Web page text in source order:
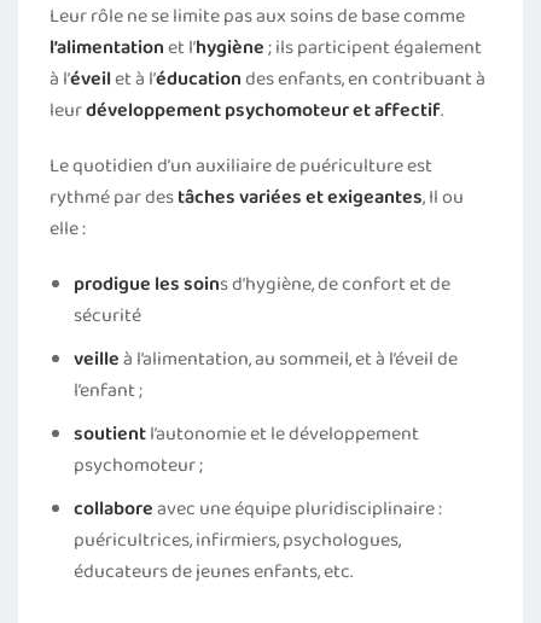
Leur rôle ne se limite pas aux soins de base comme
l’alimentationet l’hygiène; ils participent également
à l’éveilet à l’éducationdes enfants, en contribuant à
leurdéveloppement psychomoteur et affectif.
Le quotidien d’un auxiliaire de puériculture est
rythmé par destâches variées et exigeantes, Il ou
elle :
prodigue les soins d’hygiène, de confort et de
sécurité
veilleà l’alimentation, au sommeil, et à l’éveil de
l’enfant ;
soutientl’autonomie et le développement
psychomoteur ;
collaboreavec une équipe pluridisciplinaire :
puéricultrices, infirmiers, psychologues,
éducateurs de jeunes enfants, etc.